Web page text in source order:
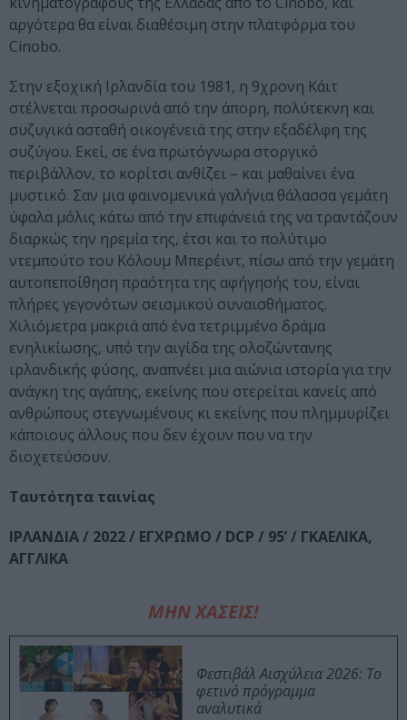
αργότερα θα είναι διαθέσιμη στην πλατφόρμα του
Cinobo.
Στην εξοχική Ιρλανδία του 1981, η 9χρονη Κάιτ
στέλνεται προσωρινά από την άπορη, πολύτεκνη και
συζυγικά ασταθή οικογένειά της στην εξαδέλφη της
συζύγου. Εκεί, σε ένα πρωτόγνωρα στοργικό
περιβάλλον, το κορίτσι ανθίζει – και μαθαίνει ένα
μυστικό. Σαν μια φαινομενικά γαλήνια θάλασσα γεμάτη
ύφαλα μόλις κάτω από την επιφάνειά της να τραντάζουν
διαρκώς την ηρεμία της, έτσι και το πολύτιμο
ντεμπούτο του Κόλουμ Μπερέιντ, πίσω από την γεμάτη
αυτοπεποίθηση πραότητα της αφήγησής του, είναι
πλήρες γεγονότων σεισμικού συναισθήματος.
Χιλιόμετρα μακριά από ένα τετριμμένο δράμα
ενηλικίωσης, υπό την αιγίδα της ολοζώντανης
ιρλανδικής φύσης, αναπνέει μια αιώνια ιστορία για την
ανάγκη της αγάπης, εκείνης που στερείται κανείς από
ανθρώπους στεγνωμένους κι εκείνης που πλημμυρίζει
κάποιους άλλους που δεν έχουν που να την
διοχετεύσουν.
Ταυτότητα ταινίας
ΙΡΛΑΝΔΙΑ / 2022 / ΕΓΧΡΩΜΟ / DCP / 95’ / ΓΚΑΕΛΙΚΑ,
ΑΓΓΛΙΚΑ
ΜΗΝ ΧΑΣΕΙΣ!
Φεστιβάλ Αισχύλεια 2026: Το
φετινό πρόγραμμα
αναλυτικά